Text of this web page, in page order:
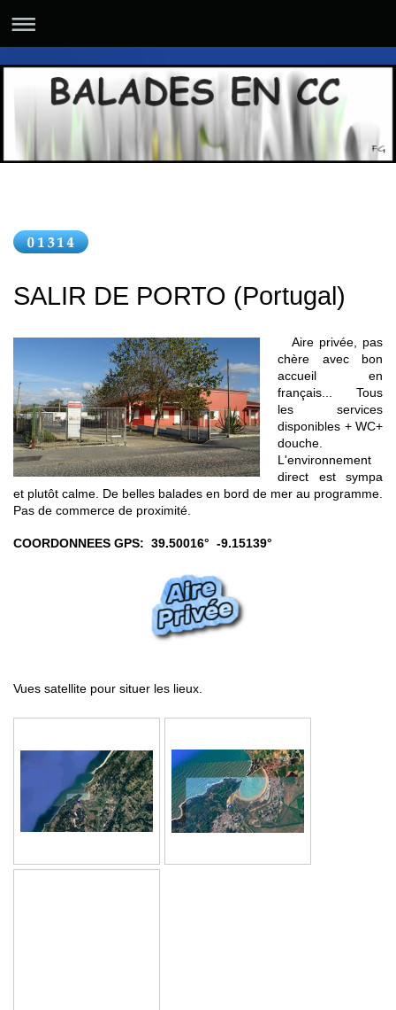
SALIR DE PORTO (Portugal)
Aire privée, pas
chère avec bon
accueil en
français... Tous
les services
disponibles + WC+
douche.
L'environnement
direct est sympa
et plutôt calme. De belles balades en bord de mer au programme.
Pas de commerce de proximité.
COORDONNEES GPS: 39.50016° -9.15139°
Vues satellite pour situer les lieux.